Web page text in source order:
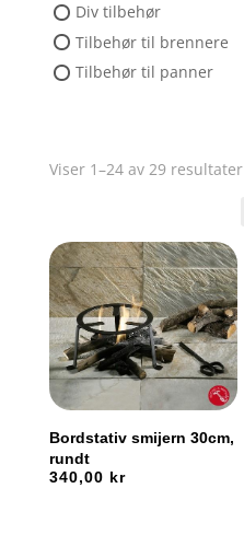
Div tilbehør
Tilbehør til brennere
Tilbehør til panner
Viser 1–24 av 29 resultater
Bordstativ smijern 30cm,
rundt
340,00 kr